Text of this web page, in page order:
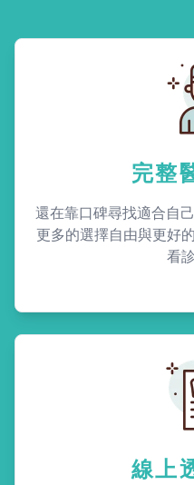
完整
還在靠口碑尋找適合自
更多的選擇自由與更好
看
線上